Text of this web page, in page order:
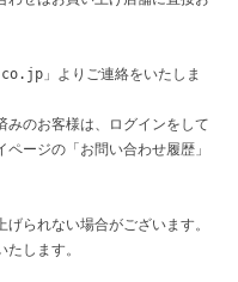
」よりご連絡をいたしま
のお客様は、ログインをして
ージの「お問い合わせ履歴」
られない場合がございます。
します。